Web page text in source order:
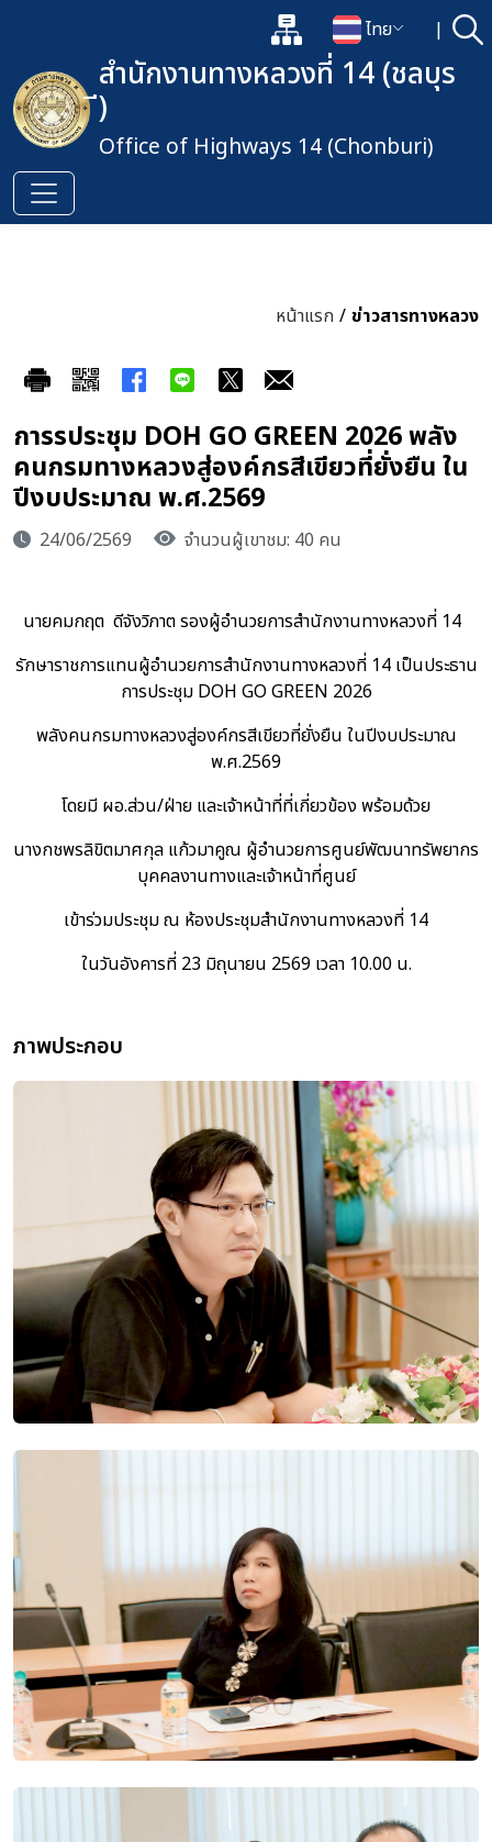
แผนผังเว็บไซต์
เปลี่ยนภาษา
ไทย | ค้
เปิดกล่องค้นหาข้อมูลหลักของเ
สำนักงานทางหลวงที่ 14 (ชลบุร
ี)
Office of Highways 14 (Chonburi)
หน้าแรก / ข่าวสารทางหลวง
การรประชุม DOH GO GREEN 2026 พลัง
คนกรมทางหลวงสู่องค์กรสีเขียวที่ยั่งยืน ใน
ปีงบประมาณ พ.ศ.2569
24/06/2569 จำนวนผู้เขาชม: 40 คน
นายคมกฤต ดีจังวิภาต รองผู้อำนวยการสำนักงานทางหลวงที่ 14
รักษาราชการแทนผู้อำนวยการสำนักงานทางหลวงที่ 14 เป็นประธาน
การประชุม DOH GO GREEN 2026
พลังคนกรมทางหลวงสู่องค์กรสีเขียวที่ยั่งยืน ในปีงบประมาณ
พ.ศ.2569
โดยมี ผอ.ส่วน/ฝ่าย และเจ้าหน้าที่ที่เกี่ยวข้อง พร้อมด้วย
นางกชพรลิขิตมาศกุล แก้วมาคูณ ผู้อำนวยการศูนย์พัฒนาทรัพยากร
บุคคลงานทางและเจ้าหน้าที่ศูนย์
เข้าร่วมประชุม ณ ห้องประชุมสำนักงานทางหลวงที่ 14
ในวันอังคารที่ 23 มิถุนายน 2569 เวลา 10.00 น.
ภาพประกอบ